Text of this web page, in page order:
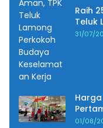
Raih
Teluk
31/07/
Harga
Liter
01/08/